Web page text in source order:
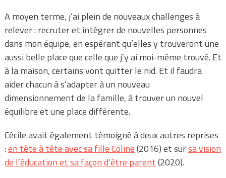
A moyen terme, j’ai plein de nouveaux challenges à
relever : recruter et intégrer de nouvelles personnes
dans mon équipe, en espérant qu’elles y trouveront une
aussi belle place que celle que j’y ai moi-même trouvé. Et
à la maison, certains vont quitter le nid. Et il faudra
aider chacun à s’adapter à un nouveau
dimensionnement de la famille, à trouver un nouvel
équilibre et une place différente.
Cécile avait également témoigné à deux autres reprises
:en tête à tête avec sa fille Coline(2016) et sursa vision
de l’éducation et sa façon d’être parent(2020).